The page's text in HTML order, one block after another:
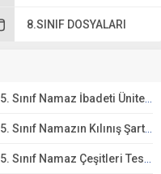
8.SINIF DOSYALARI
5. Sınıf Namaz İbadeti Ünite Testi – Online Çöz
5. Sınıf Namazın Kılınış Şartları Testi
5. Sınıf Namaz Çeşitleri Testi – Online Çöz